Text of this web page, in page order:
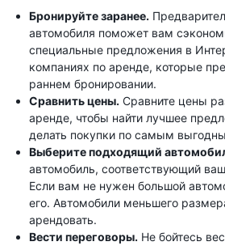
Бронируйте заранее.
автомобиля поможет вам
специальные предложения в
компаниях по аренде, которые
раннем бронировании.
Сравнить цены. Сравните цены
аренде, чтобы найти лучшее
делать покупки по самым
Выберите подходящий
автомобиль, соответствующий
Если вам не нужен большой
его. Автомобили меньшего
арендовать.
Вести переговоры. Не бойтесь